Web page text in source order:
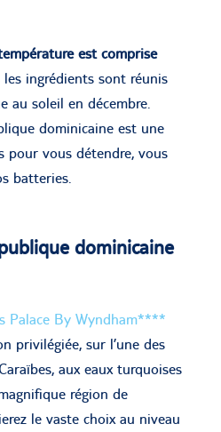
est comprise
les ingrédients sont réunis
au soleil en décembre.
dominicaine est une
pour vous détendre, vous
batteries.
dominicaine
Palace By Wyndham****
privilégiée, sur l’une des
aux eaux turquoises
région de
le vaste choix au niveau